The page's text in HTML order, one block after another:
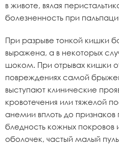
в животе, вялая
болезненность при
При разрыве тонкой кишки
выражена, а в некоторых
шоком. При отрывах кишки
повреждениях самой
выступают клинические
кровотечения или тяжелой
анемии вплоть до
бледность кожных покровов
оболочек, частый малый